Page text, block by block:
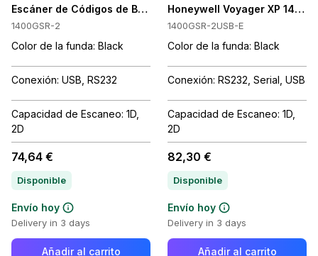
Escáner de Códigos de Barras Honeywell Voyager
1400GSR-2
Color de la funda: Black
Conexión: USB, RS232
Capacidad de Escaneo: 1D,
2D
74,64 €
Disponible
Envío hoy
Delivery in 3 days
Añadir al carrito
Honeywell Voyager XP
1400GSR-2USB-E
Color de la funda: Black
Conexión: RS232, Serial, USB
Capacidad de Escaneo: 1D,
2D
82,30 €
Disponible
Envío hoy
Delivery in 3 days
Añadir al carrito